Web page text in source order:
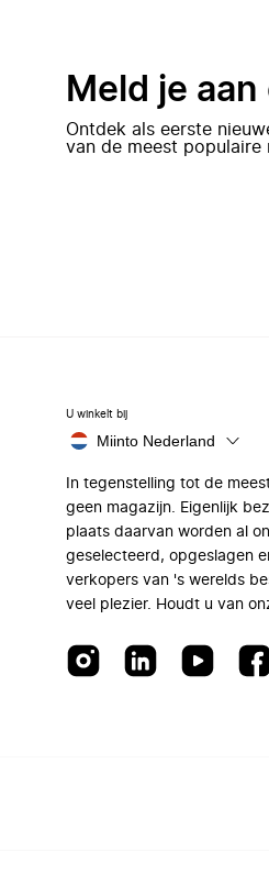
Meld je
Ontdek als eerste
van de meest populaire
U winkelt bij
Miinto Nederland
In tegenstelling tot de
geen magazijn. Eigenlijk
plaats daarvan worden al
geselecteerd, opgeslagen
verkopers van 's werelds
veel plezier. Houdt u van